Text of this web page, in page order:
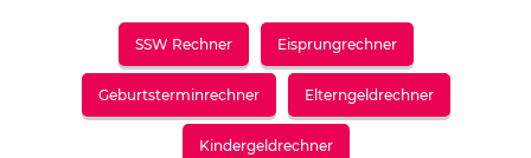
SSW Rechner Eisprungrechner
Geburtsterminrechner Elterngeldrechner
Kindergeldrechner